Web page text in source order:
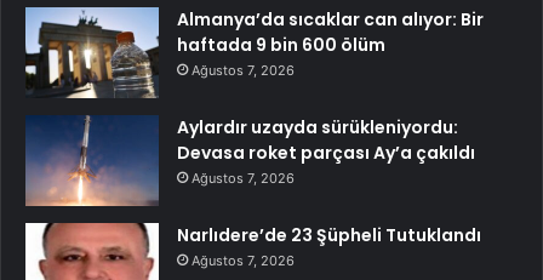
Almanya’da sıcaklar can alıyor: Bir
haftada 9 bin 600 ölüm
Ağustos 7, 2026
Aylardır uzayda sürükleniyordu:
Devasa roket parçası Ay’a çakıldı
Ağustos 7, 2026
Narlıdere’de 23 Şüpheli Tutuklandı
Ağustos 7, 2026